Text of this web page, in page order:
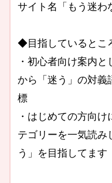
サイト名「もう迷わ
◆目指しているとこ
・初心者向け案内と
から「迷う」の対義
標
・はじめての方向
テゴリーを一気読み
う」を目指してます